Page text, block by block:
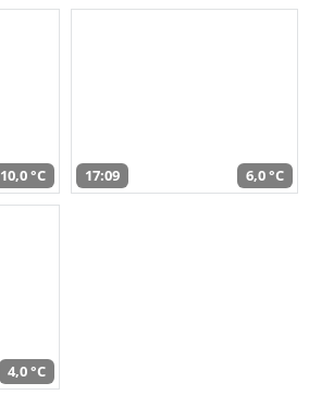
10,0 °C 17:09 6,0 °C
4,0 °C